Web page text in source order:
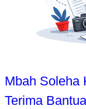
Mbah Soleha
Terima